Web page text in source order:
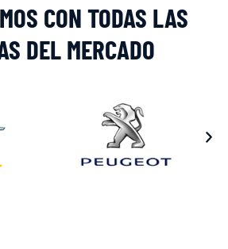
CON TODAS LAS
DEL MERCADO